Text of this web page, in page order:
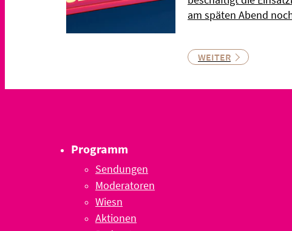
am späten Abend
WEITER
Programm
Sendungen
Moderatoren
Wiesn
Aktionen